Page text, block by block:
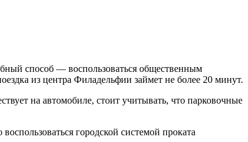
способ — воспользоваться общественным
из центра Филадельфии займет не более 20 минут.
на автомобиле, стоит учитывать, что парковочные
городской системой проката